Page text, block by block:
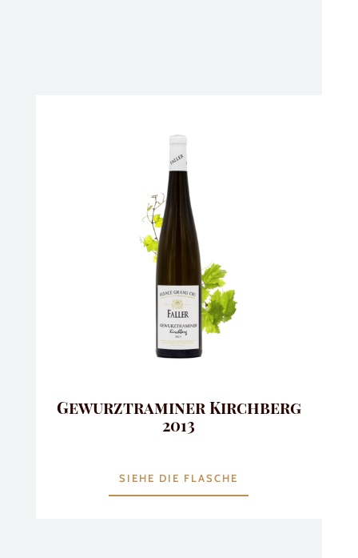
Gewurztraminer Kirchberg
2013
SIEHE DIE FLASCHE